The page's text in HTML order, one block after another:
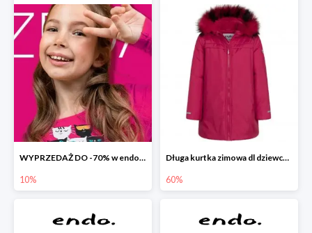
WYPRZEDAŻ DO -70% w endo.pl
10%
Długa kurtka zimowa dl dziewczynki
60%